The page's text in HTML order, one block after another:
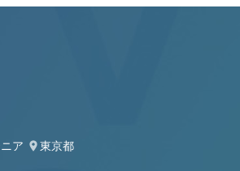
ア
東京都